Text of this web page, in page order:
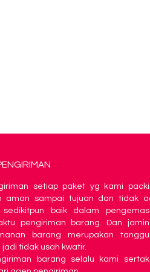
setiap paket yg kami
aman sampai tujuan dan tidak
sedikitpun baik dalam
pengiriman barang. Dan
barang merupakan
tidak usah kwatir.
barang selalu kami